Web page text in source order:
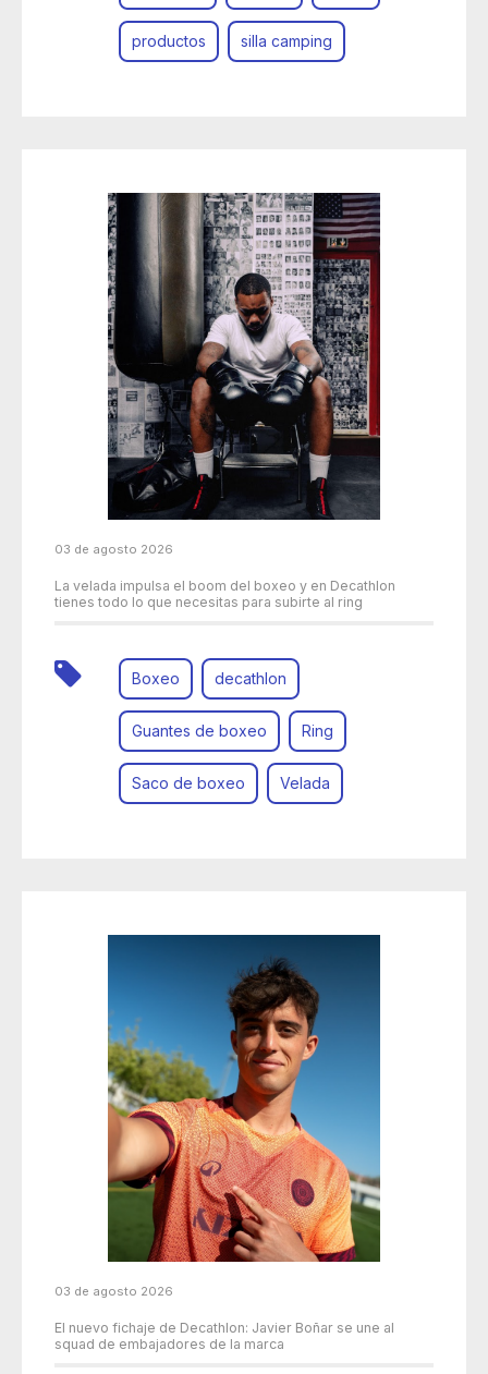
productos silla camping
03 de agosto 2026
La velada impulsa el boom del boxeo y en Decathlon
tienes todo lo que necesitas para subirte al ring
Boxeo decathlon
Guantes de boxeo Ring
Saco de boxeo Velada
03 de agosto 2026
El nuevo fichaje de Decathlon: Javier Boñar se une al
squad de embajadores de la marca